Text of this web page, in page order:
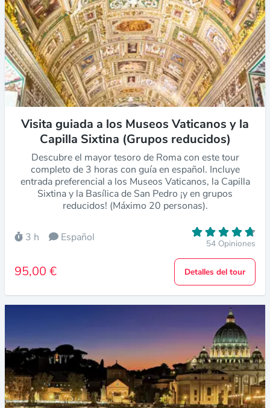
Visita guiada a los Museos Vaticanos y la
Capilla Sixtina (Grupos reducidos)
Descubre el mayor tesoro de Roma con este tour
completo de 3 horas con guía en español. Incluye
entrada preferencial a los Museos Vaticanos, la Capilla
Sixtina y la Basílica de San Pedro ¡y en grupos
reducidos! (Máximo 20 personas).
3 h Español 54 Opiniones
95,00 € Detalles del tour